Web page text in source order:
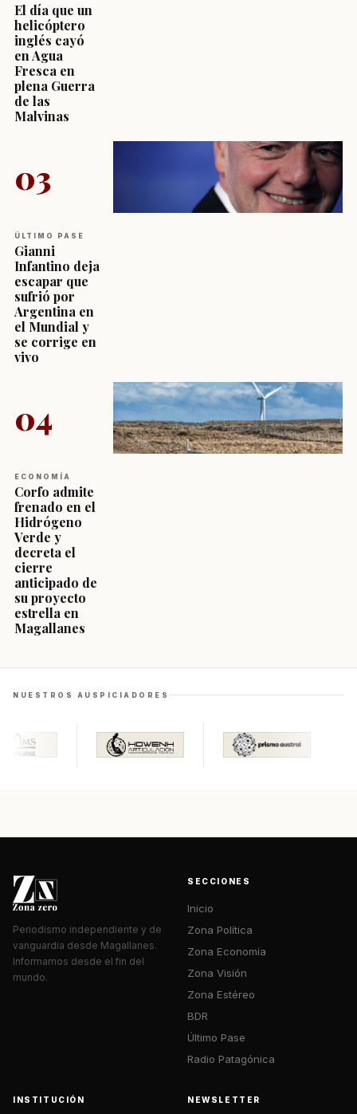
El día que un
helicóptero
inglés cayó
en Agua
Fresca en
plena Guerra
de las
Malvinas
03
ÚLTIMO PASE
Gianni
Infantino deja
escapar que
sufrió por
Argentina en
el Mundial y
se corrige en
vivo
04
ECONOMÍA
Corfo admite
frenado en el
Hidrógeno
Verde y
decreta el
cierre
anticipado de
su proyecto
estrella en
Magallanes
NUESTROS AUSPICIADORES
Periodismo independiente y de
vanguardia desde Magallanes.
Informamos desde el fin del
mundo.
SECCIONES
Inicio
Zona Política
Zona Economía
Zona Visión
Zona Estéreo
BDR
Último Pase
Radio Patagónica
INSTITUCIÓN NEWSLETTER